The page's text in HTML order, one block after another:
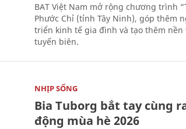
BAT Việt Nam mở rộng chương trình
Phước Chỉ (tỉnh Tây Ninh), góp thêm
triển kinh tế gia đình và tạo thêm
tuyến biên.
NHỊP SỐNG
Bia Tuborg bắt tay cùng
động mùa hè 2026